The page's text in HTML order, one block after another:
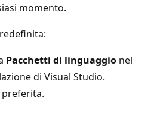
momento.
Pacchetti di linguaggio nel
di Visual Studio.
preferita.